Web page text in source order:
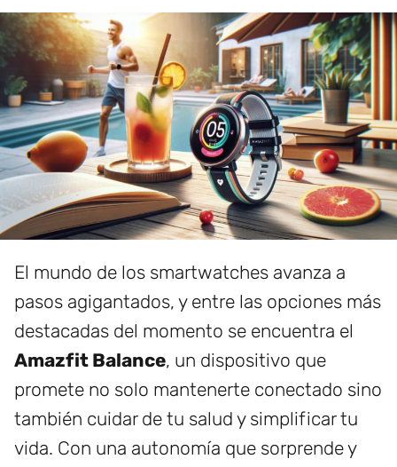
El mundo de los smartwatches avanza a
pasos agigantados, y entre las opciones más
destacadas del momento se encuentra el
Amazfit Balance, un dispositivo que
promete no solo mantenerte conectado sino
también cuidar de tu salud y simplificar tu
vida. Con una autonomía que sorprende y